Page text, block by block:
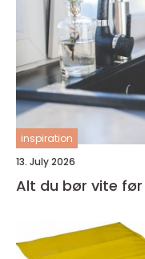
inspiration
13. July 2026
Alt du bør vite